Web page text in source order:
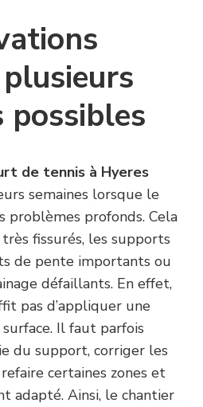
possibles
de tennis à Hyeres
semaines lorsque le
problèmes profonds. Cela
fissurés, les supports
de pente importants ou
défaillants. En effet,
pas d’appliquer une
Il faut parfois
du support, corriger les
certaines zones et
adapté. Ainsi, le chantier